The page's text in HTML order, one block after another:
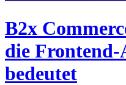
B2x
die
bedeutet